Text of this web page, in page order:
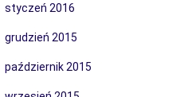
styczeń 2016
grudzień 2015
październik 2015